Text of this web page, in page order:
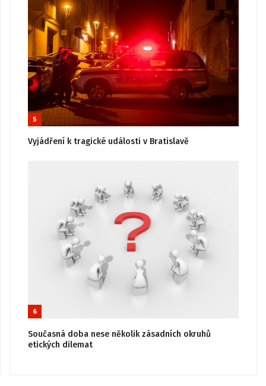
5
Vyjádření k tragické události v Bratislavě
6
Současná doba nese několik zásadních okruhů
etických dilemat